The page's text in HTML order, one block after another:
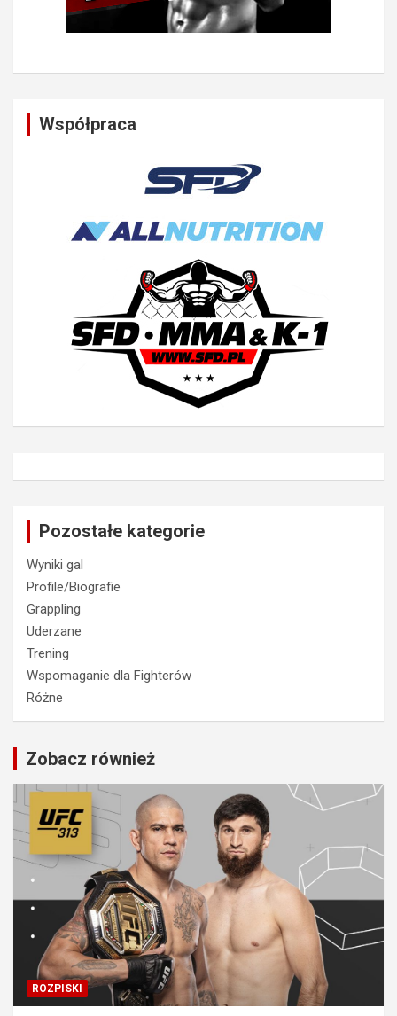
Współpraca
Pozostałe kategorie
Wyniki gal
Profile/Biografie
Grappling
Uderzane
Trening
Wspomaganie dla Fighterów
Różne
Zobacz również
ROZPISKI